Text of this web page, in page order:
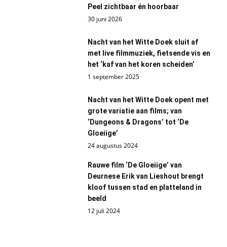
Peel zichtbaar én hoorbaar
30 juni 2026
Nacht van het Witte Doek sluit af
met live filmmuziek, fietsende vis en
het ‘kaf van het koren scheiden’
1 september 2025
Nacht van het Witte Doek opent met
grote variatie aan films; van
‘Dungeons & Dragons’ tot ‘De
Gloeiige’
24 augustus 2024
Rauwe film ‘De Gloeiige’ van
Deurnese Erik van Lieshout brengt
kloof tussen stad en platteland in
beeld
12 juli 2024